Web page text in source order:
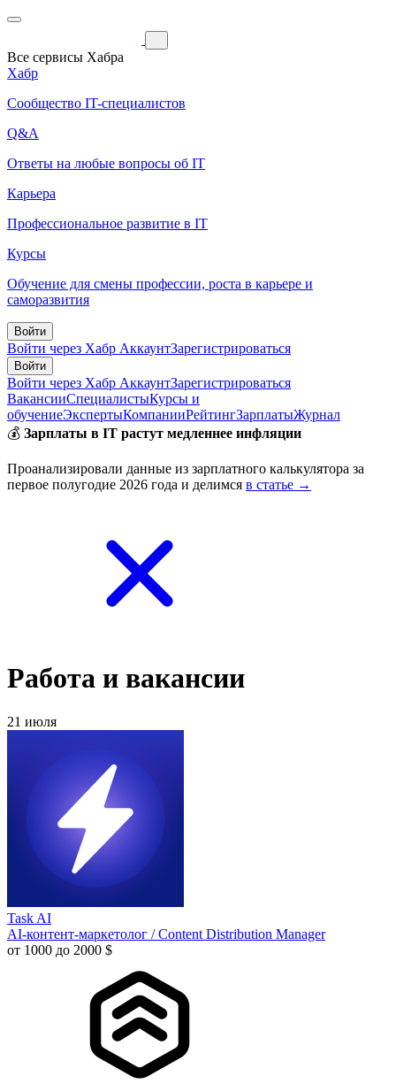
Все сервисы Хабра
Хабр
Сообщество IT-специалистов
Q&A
Ответы на любые вопросы об IT
Карьера
Профессиональное развитие в IT
Курсы
Обучение для смены профессии, роста в карьере и
саморазвития
Войти
Войти через Хабр АккаунтЗарегистрироваться
Войти
Войти через Хабр АккаунтЗарегистрироваться
ВакансииСпециалистыКурсы и
обучениеЭкспертыКомпанииРейтингЗарплатыЖурнал
💰 Зарплаты в IT растут медленнее инфляции
Проанализировали данные из зарплатного калькулятора за
первое полугодие 2026 года и делимся в статье →
Работа и вакансии
21 июля
Task AI
AI-контент-маркетолог / Content Distribution Manager
от 1000 до 2000 $